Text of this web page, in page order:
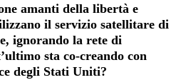
amanti della libertà e
il servizio satellitare di
ignorando la rete di
sta co-creando con
degli Stati Uniti?